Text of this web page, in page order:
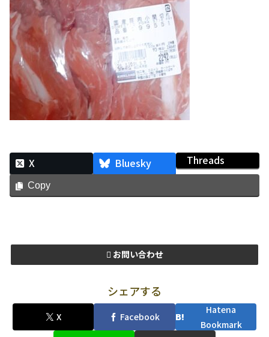
X Bluesky Threads
Copy
お問い合わせ
シェアする
X Facebook
Hatena
Bookmark